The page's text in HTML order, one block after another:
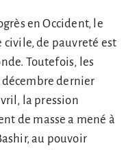
en Occident, le
de pauvreté est
Toutefois, les
dernier
la pression
de masse a mené à
au pouvoir